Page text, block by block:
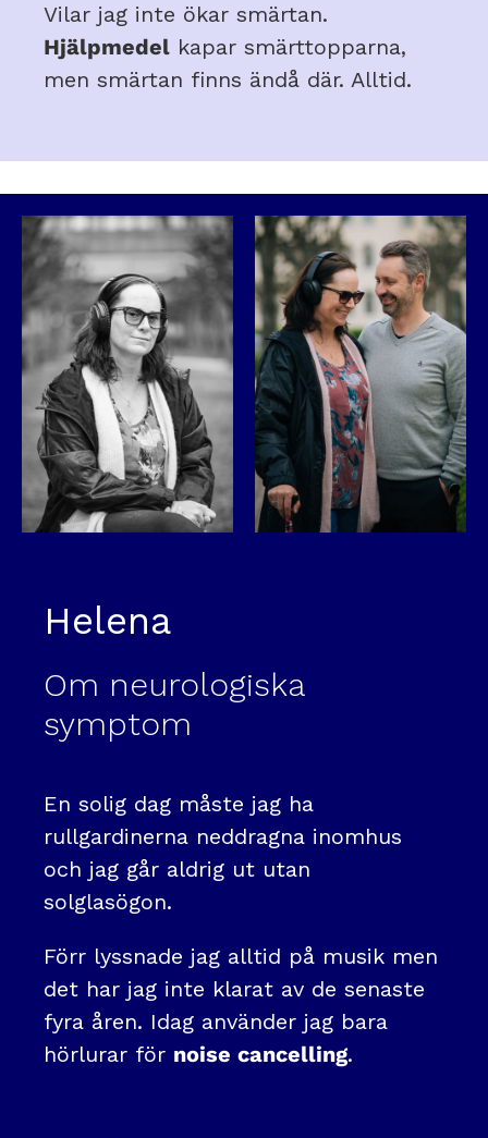
Vilar jag inte ökar smärtan.
Hjälpmedel kapar smärttopparna,
men smärtan finns ändå där. Alltid.
Helena
Om neurologiska
symptom
En solig dag måste jag ha
rullgardinerna neddragna inomhus
och jag går aldrig ut utan
solglasögon.
Förr lyssnade jag alltid på musik men
det har jag inte klarat av de senaste
fyra åren. Idag använder jag bara
hörlurar för noise cancelling.